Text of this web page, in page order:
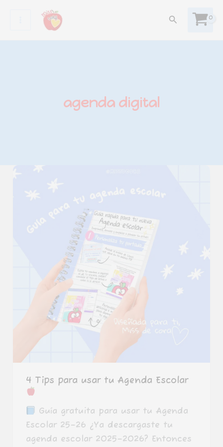
Buscar
agenda digital
4 Tips para usar tu Agenda Escolar
Guía gratuita para usar tu Agenda
Escolar 25–26 ¿Ya descargaste tu
agenda escolar 2025–2026? Entonces